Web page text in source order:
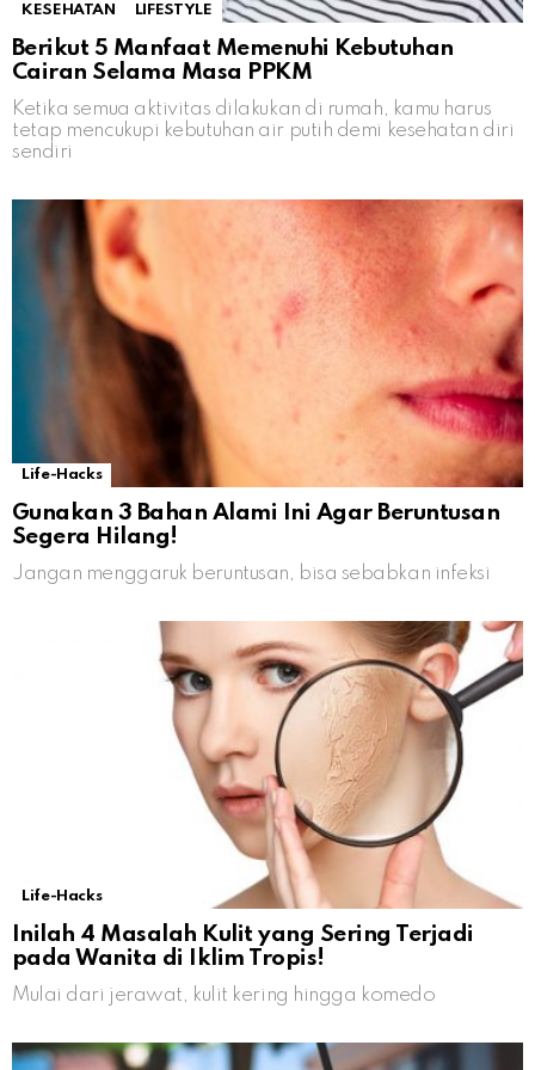
KESEHATAN LIFESTYLE
Berikut 5 Manfaat Memenuhi Kebutuhan
Cairan Selama Masa PPKM
Ketika semua aktivitas dilakukan di rumah, kamu harus
tetap mencukupi kebutuhan air putih demi kesehatan diri
sendiri
Life-Hacks
Gunakan 3 Bahan Alami Ini Agar Beruntusan
Segera Hilang!
Jangan menggaruk beruntusan, bisa sebabkan infeksi
Life-Hacks
Inilah 4 Masalah Kulit yang Sering Terjadi
pada Wanita di Iklim Tropis!
Mulai dari jerawat, kulit kering hingga komedo